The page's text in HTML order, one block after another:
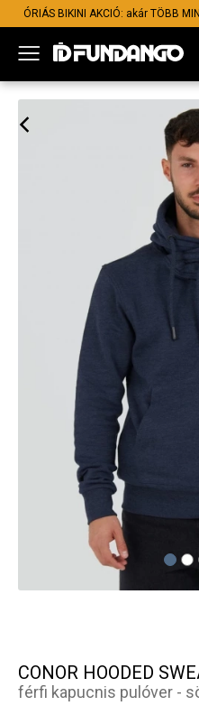
ÓRIÁS BIKINI AKCIÓ: akár TÖBB
CONOR HOODED
férfi kapucnis pulóver -